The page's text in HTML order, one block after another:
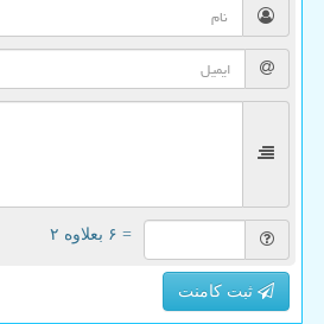
= ۶ بعلاوه ۲
ثبت کامنت